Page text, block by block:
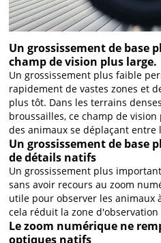
Un grossissement de base
champ de vision plus large.
Un grossissement plus faible
rapidement de vastes zones et
plus tôt. Dans les terrains
broussailles, ce champ de
des animaux se déplaçant entre
Un grossissement de base
de détails natifs
Un grossissement plus
sans avoir recours au zoom
utile pour observer les animaux
cela réduit la zone d'observation
Le zoom numérique ne
optiques natifs